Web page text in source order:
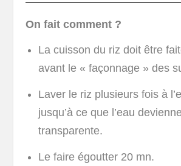
On fait comment ?
La cuisson du riz doit être
avant le « façonnage » des
Laver le riz plusieurs fois à
jusqu’à ce que l’eau
transparente.
Le faire égoutter 20 mn.